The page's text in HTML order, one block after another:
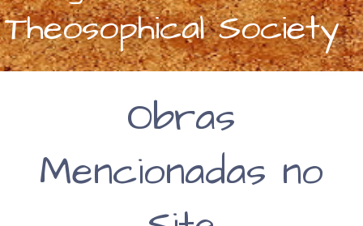
Theosophical Society
Obras
Mencionadas no